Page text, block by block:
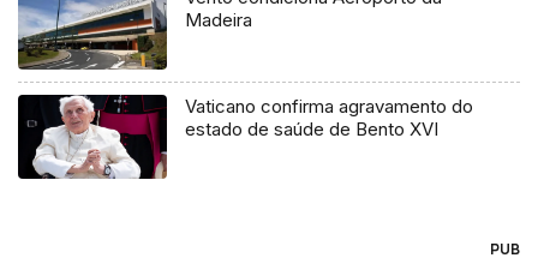
Madeira
Vaticano confirma agravamento do
estado de saúde de Bento XVI
PUB